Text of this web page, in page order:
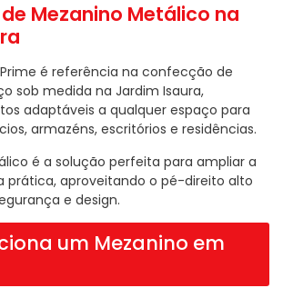
Mezanino Metálico na
é referência na confecção de
sob medida na Jardim Isaura,
adaptáveis a qualquer espaço para
armazéns, escritórios e residências.
é a solução perfeita para ampliar a
prática, aproveitando o pé-direito alto
e design.
um Mezanino em